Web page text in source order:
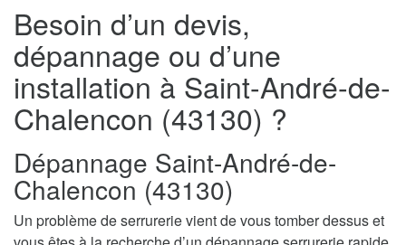
Besoin d’un devis,
dépannage ou d’une
installation à Saint-André-de-
Chalencon (43130) ?
Dépannage Saint-André-de-
Chalencon (43130)
Un problème de serrurerie vient de vous tomber dessus et